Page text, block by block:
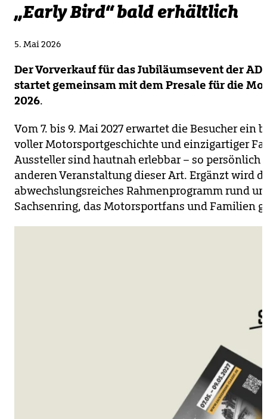
„Early Bird“ bald erhältlich
5. Mai 2026
Der Vorverkauf für das Jubiläumsevent der
startet gemeinsam mit dem Presale für die
2026.
Vom 7. bis 9. Mai 2027 erwartet die Besucher ein
voller Motorsportgeschichte und einzigartiger
Aussteller sind hautnah erlebbar – so persönlich
anderen Veranstaltung dieser Art. Ergänzt wird
abwechslungsreiches Rahmenprogramm rund
Sachsenring, das Motorsportfans und Familien